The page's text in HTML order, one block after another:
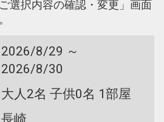
選択内容の確認・変更」画面
2026/8/29 ～
2026/8/30
大人2名 子供0名 1部屋
長崎